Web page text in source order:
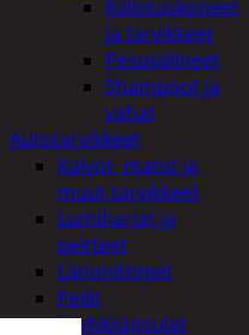
Kiillotuskoneet
ja tarvikkeet
Pesuvälineet
Shampoot ja
vahat
Autotarvikkeet
Kalvot, matot ja
muut tarvikkeet
Lumiharjat ja
peitteet
Lämmittimet
Peilit
Pyyhkijänsulat